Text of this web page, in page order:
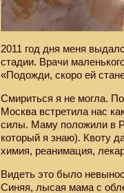
2011 год дня меня
стадии. Врачи
«Подожди, скоро ей
Смириться я не могла.
Москва встретила нас
силы. Маму положили в
который я знаю). Квоту
химия, реанимация,
Видеть это было
Синяя, лысая мама с